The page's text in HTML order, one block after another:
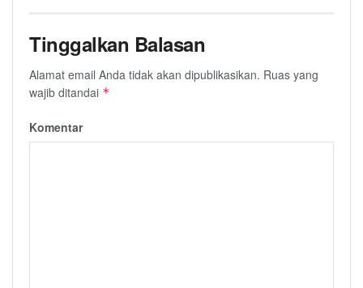
Tinggalkan Balasan
Alamat email Anda tidak akan dipublikasikan. Ruas yang
wajib ditandai *
Komentar